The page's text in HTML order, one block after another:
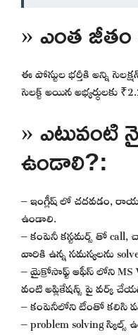
» ఎంత
ఈ పోస్టుల భర్తీకి అన్ని
సెలక్ట్ అయిన అభ్యర్థులకు
» ఎటువంటి
ఉండాలి?:
– ఇంగ్లీష్ లో చదవడం,
ఉండాలి.
– కంపెనీ కస్టమర్స్ తో
వారికి ఉన్న సమస్యలను
– మైక్రోసాఫ్ట్ ఆఫీస్ లోని MS
వంటి అప్లికేషన్స్ పై వర్క్
– కంపెనీలోని టీంతో కలిసి
– problem solving